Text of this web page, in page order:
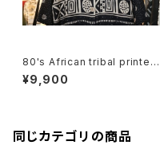
80's African tribal printed r
ayon Shirt
¥9,900
同じカテゴリの商品